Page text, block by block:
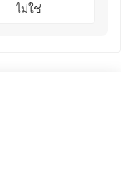
ไม่ใช่